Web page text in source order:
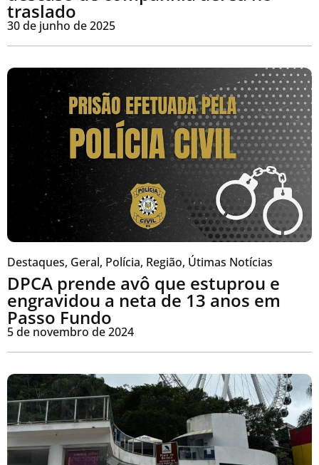
traslado
30 de junho de 2025
Destaques, Geral, Polícia, Região, Útimas Notícias
DPCA prende avô que estuprou e
engravidou a neta de 13 anos em
Passo Fundo
5 de novembro de 2024